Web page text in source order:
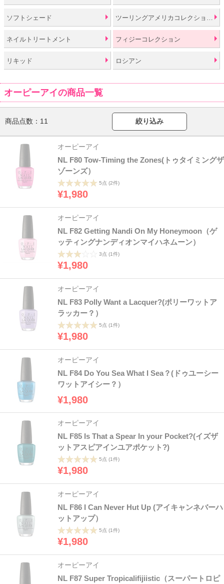
ソフトシェード
ネイルトリートメント フィジーコレクション
リキッド ロシアン
オーピーアイの商品一覧
商品点数： 11 絞り込み
オーピーアイ
NL F80 Tow-Timing the Zones(トゥタイミングザ
ゾーンズ）
5点 (2件)
¥1,980
オーピーアイ
NL F82 Getting Nandi On My Honeymoon（ゲ
ッティングナンディオンマイハネムーン）
3点 (1件)
¥1,980
オーピーアイ
NL F83 Polly Want a Lacquer?(ポリーワットア
ラッカー？）
5点 (1件)
¥1,980
オーピーアイ
NL F84 Do You Sea What I Sea？(ドゥユーシー
ワットアイシー？）
¥1,980
オーピーアイ
NL F85 Is That a Spear In your Pocket?(イズザ
ットアスピアインユアポケット?)
5点 (1件)
¥1,980
オーピーアイ
NL F86 I Can Never Hut Up (アイキャンネバーハ
ットアップ）
5点 (1件)
¥1,980
オーピーアイ
NL F87 Super Tropicalifijiistic（スーパートロピ